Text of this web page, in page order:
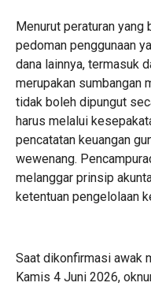
Menurut peraturan yang
pedoman penggunaan
dana lainnya, termasuk
merupakan sumbangan
tidak boleh dipungut
harus melalui
pencatatan keuangan
wewenang.
melanggar prinsip
ketentuan pengelolaan
Saat dikonfirmasi awak
Kamis 4 Juni 2026,